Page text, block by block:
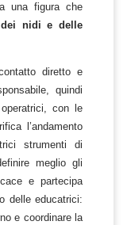
una figura che
nidi e delle
diretto e
quindi
con le
l’andamento
strumenti di
meglio gli
e partecipa
delle educatrici:
e coordinare la